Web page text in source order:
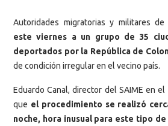
Autoridades migratorias y militares de
este viernes a un grupo de 35
deportados por la República de
de condición irregular en el vecino país.
Eduardo Canal, director del SAIME en
que el procedimiento se realizó
noche, hora inusual para este tipo de